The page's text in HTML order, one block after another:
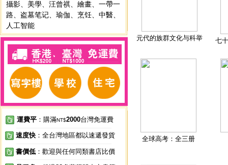
攝影
美學 汪曾祺 繪畫
一帶一
路
盗墓笔记 瑜伽 烹饪 中醫
人工智能
運費平 ：購滿NT$2000台灣免運費
速度快 ：全台灣地區都以速遞發貨
書價低 ：歡迎與任何同類書店比價
元代的族群文化与科举 七
全球高考：全三册